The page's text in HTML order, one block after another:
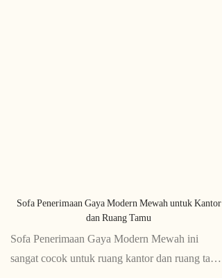
Sofa Penerimaan Gaya Modern Mewah untuk Kantor
dan Ruang Tamu
Sofa Penerimaan Gaya Modern Mewah ini
sangat cocok untuk ruang kantor dan ruang tamu,